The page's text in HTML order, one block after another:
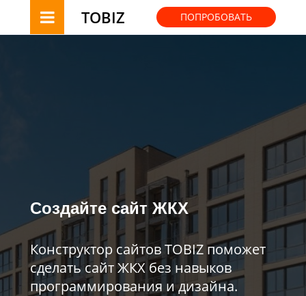
TOBIZ ПОПРОБОВАТЬ
Создайте сайт ЖКХ
Конструктор сайтов TOBIZ поможет
сделать сайт ЖКХ без навыков
программирования и дизайна.